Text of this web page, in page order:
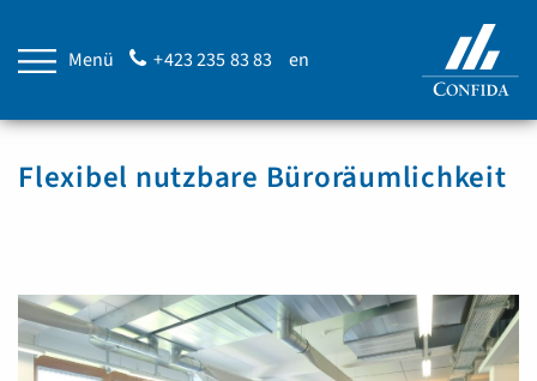
Menü +423 235 83 83 en
Flexibel nutzbare Büroräumlichkeit